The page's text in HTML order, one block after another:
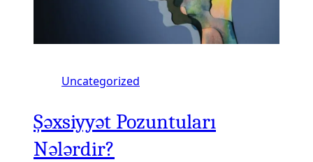
Uncategorized
Şəxsiyyət Pozuntuları
Nələrdir?